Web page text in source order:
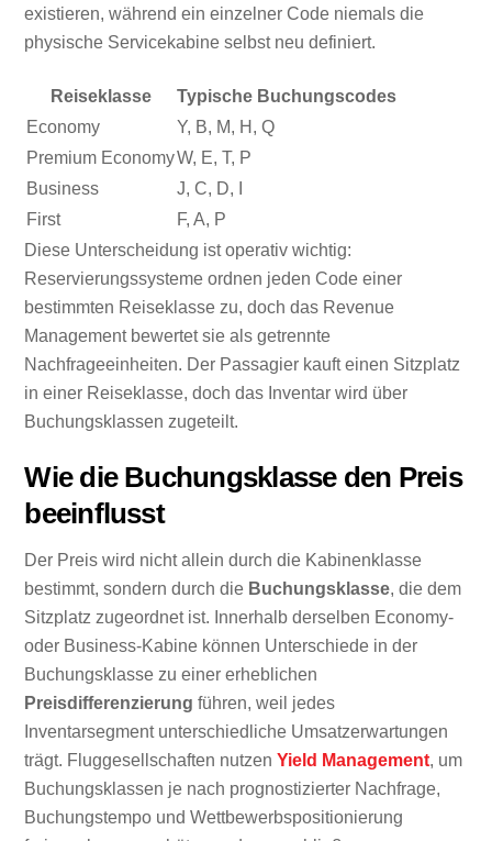
existieren, während ein einzelner Code niemals die
physische Servicekabine selbst neu definiert.
Reiseklasse
Typische Buchungscodes
Economy
Y, B, M, H, Q
Premium EconomyW, E, T, P
Business
J, C, D, I
First
F, A, P
Diese Unterscheidung ist operativ wichtig:
Reservierungssysteme ordnen jeden Code einer
bestimmten Reiseklasse zu, doch das Revenue
Management bewertet sie als getrennte
Nachfrageeinheiten. Der Passagier kauft einen Sitzplatz
in einer Reiseklasse, doch das Inventar wird über
Buchungsklassen zugeteilt.
Wie die Buchungsklasse den Preis
beeinflusst
Der Preis wird nicht allein durch die Kabinenklasse
bestimmt, sondern durch die Buchungsklasse, die dem
Sitzplatz zugeordnet ist. Innerhalb derselben Economy-
oder Business-Kabine können Unterschiede in der
Buchungsklasse zu einer erheblichen
Preisdifferenzierung führen, weil jedes
Inventarsegment unterschiedliche Umsatzerwartungen
trägt. Fluggesellschaften nutzenYield Management, um
Buchungsklassen je nach prognostizierter Nachfrage,
Buchungstempo und Wettbewerbspositionierung